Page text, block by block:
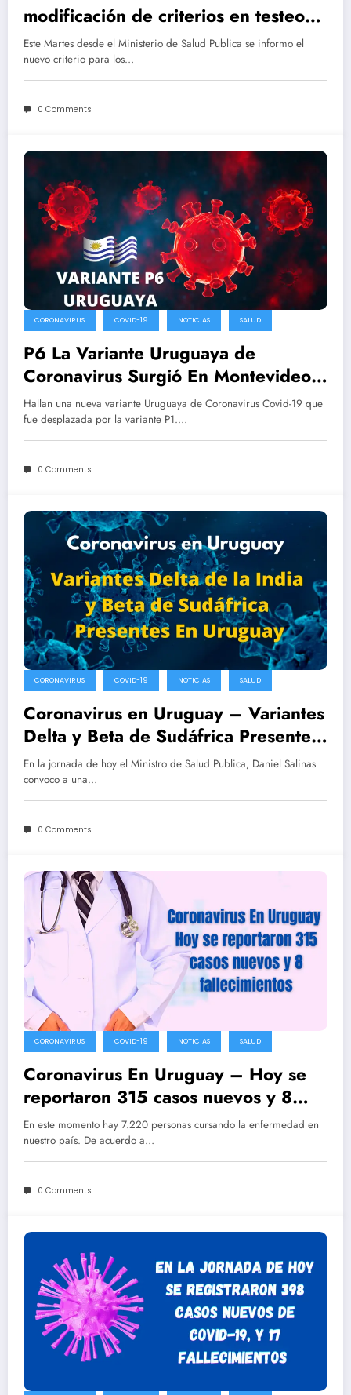
modificación de criterios en testeos y
cuarentenas en casos de Covid-19
Este Martes desde el Ministerio de Salud Publica se informo el
nuevo criterio para los…
0 Comments
CORONAVIRUS COVID-19 NOTICIAS SALUD
P6 La Variante Uruguaya de
Coronavirus Surgió En Montevideo y
Predominio en el 2020
Hallan una nueva variante Uruguaya de Coronavirus Covid-19 que
fue desplazada por la variante P1.…
0 Comments
CORONAVIRUS COVID-19 NOTICIAS SALUD
Coronavirus en Uruguay – Variantes
Delta y Beta de Sudáfrica Presentes
En Uruguay
En la jornada de hoy el Ministro de Salud Publica, Daniel Salinas
convoco a una…
0 Comments
CORONAVIRUS COVID-19 NOTICIAS SALUD
Coronavirus En Uruguay – Hoy se
reportaron 315 casos nuevos y 8
fallecimientos
En este momento hay 7.220 personas cursando la enfermedad en
nuestro país. De acuerdo a…
0 Comments